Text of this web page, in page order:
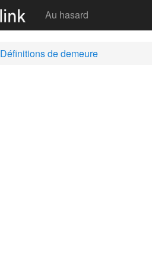
Au hasard
Définitions de demeure
Demeure